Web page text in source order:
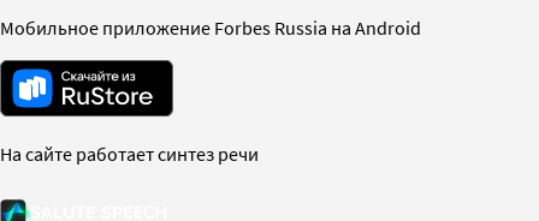
Мобильное приложение Forbes Russia на Android
На сайте работает синтез речи